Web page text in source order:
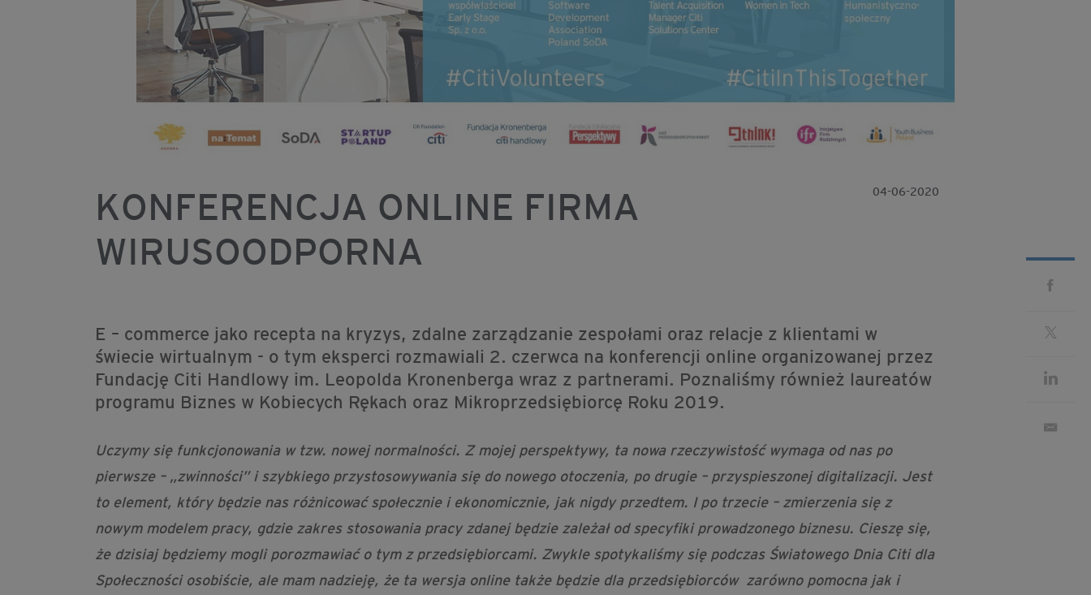
KONFERENCJA ONLINE FIRMA
WIRUSOODPORNA
04-06-2020
E – commerce jako recepta na kryzys, zdalne zarządzanie zespołami oraz relacje z klientami w
świecie wirtualnym - o tym eksperci rozmawiali 2. czerwca na konferencji online organizowanej przez
Fundację Citi Handlowy im. Leopolda Kronenberga wraz z partnerami. Poznaliśmy również laureatów
programu Biznes w Kobiecych Rękach oraz Mikroprzedsiębiorcę Roku 2019.
Uczymy się funkcjonowania w tzw. nowej normalności. Z mojej perspektywy, ta nowa rzeczywistość wymaga od nas po
pierwsze – „zwinności” i szybkiego przystosowywania się do nowego otoczenia, po drugie – przyspieszonej digitalizacji. Jest
to element, który będzie nas różnicować społecznie i ekonomicznie, jak nigdy przedtem. I po trzecie – zmierzenia się z
nowym modelem pracy, gdzie zakres stosowania pracy zdanej będzie zależał od specyfiki prowadzonego biznesu. Cieszę się,
że dzisiaj będziemy mogli porozmawiać o tym z przedsiębiorcami. Zwykle spotykaliśmy się podczas Światowego Dnia Citi dla
Społeczności osobiście, ale mam nadzieję, że ta wersja online także będzie dla przedsiębiorców zarówno pomocna jak i